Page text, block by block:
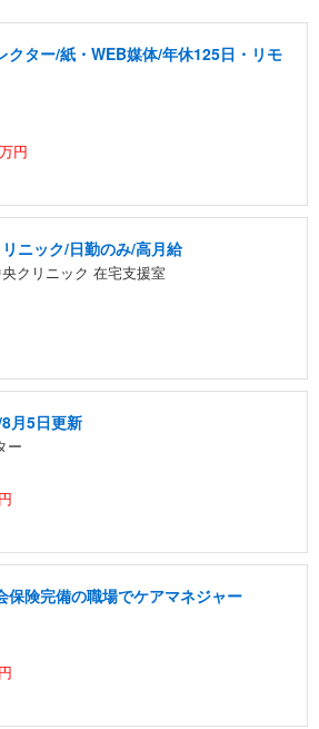
クター/紙・WEB媒体/年休125日・リモ
円
ニック/日勤のみ/高月給
クリニック 在宅支援室
月5日更新
ー
保険完備の職場でケアマネジャー